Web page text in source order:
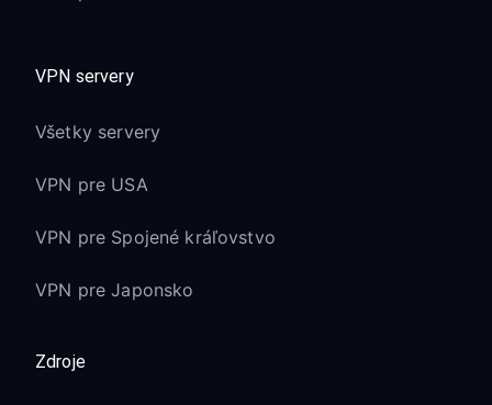
VPN servery
Všetky servery
VPN pre USA
VPN pre Spojené kráľovstvo
VPN pre Japonsko
Zdroje